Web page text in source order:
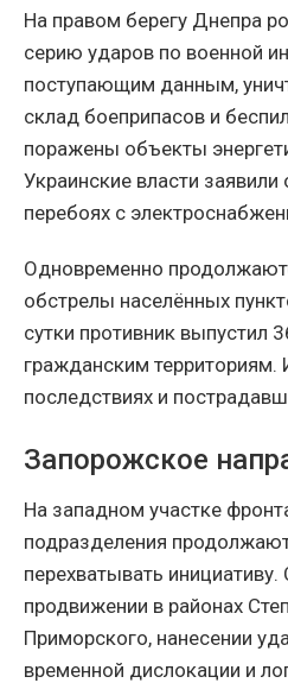
На правом берегу Днепра
серию ударов по военной
поступающим данным,
склад боеприпасов и
поражены объекты
Украинские власти
перебоях с
Одновременно
обстрелы населённых
сутки противник выпустил
гражданским
последствиях и
Запорожское
На западном участке
подразделения
перехватывать
продвижении в районах
Приморского, нанесении
временной дислокации и